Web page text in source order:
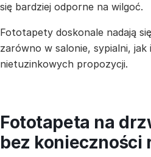
się bardziej odporne na wilgoć.
Fototapety doskonale nadają
zarówno w salonie, sypialni,
nietuzinkowych propozycji.
Fototapeta na
bez konieczności